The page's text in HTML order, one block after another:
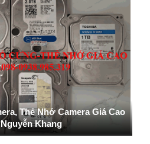
Thẻ Nhớ Camera Giá Cao
Khang